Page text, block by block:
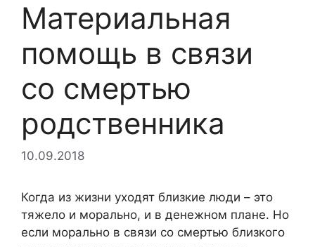
Материальная
помощь в связи
со смертью
родственника
10.09.2018
Когда из жизни уходят близкие люди – это
тяжело и морально, и в денежном плане. Но
если морально в связи со смертью близкого